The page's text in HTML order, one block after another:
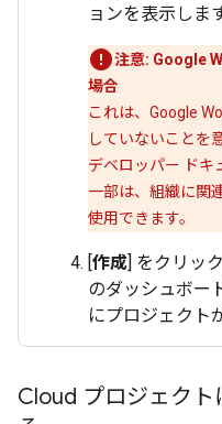
ョンを表示します
注意: Google
場合
これは、Google
していないことを
デベロッパー ドキ
一部は、組織に関
使用できます。
作成 ] をクリッ
のダッシュボー
にプロジェクト
Cloud プロジェク